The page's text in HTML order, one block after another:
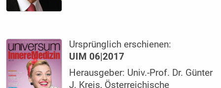
Ursprünglich erschienen:
UIM 06|2017
Herausgeber: Univ.-Prof. Dr. Günter
J. Krejs, Österreichische